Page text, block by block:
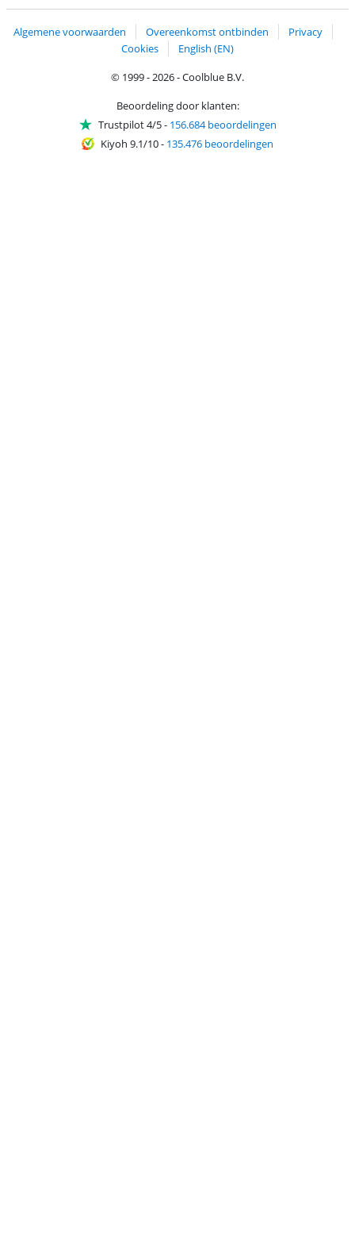
Algemene voorwaarden Overeenkomst ontbinden
Privacy
Cookies
English (EN)
© 1999 - 2026 - Coolblue B.V.
Beoordeling door klanten:
Trustpilot 4/5- 156.684 beoordelingen
Kiyoh 9.1/10- 135.476 beoordelingen